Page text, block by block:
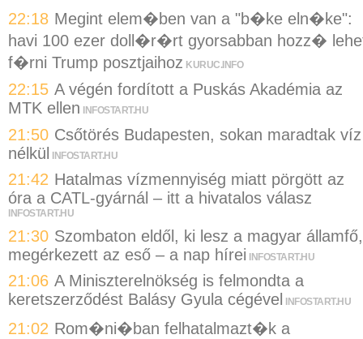
22:18 Megint elem�ben van a "b�ke eln�ke":
havi 100 ezer doll�r�rt gyorsabban hozz�
f�rni Trump posztjaihoz KURUC.INFO
22:15 A végén fordított a Puskás Akadémia az
MTK ellen
INFOSTART.HU
21:50 Csőtörés Budapesten, sokan maradtak víz
nélkül INFOSTART.HU
21:42 Hatalmas vízmennyiség miatt pörgött az
óra a CATL-gyárnál – itt a hivatalos válasz
INFOSTART.HU
21:30 Szombaton eldől, ki lesz a magyar államfő,
megérkezett az eső – a nap hírei INFOSTART.HU
21:06 A Miniszterelnökség is felmondta a
keretszerződést Balásy Gyula cégével
INFOSTART.HU
21:02 Rom�ni�ban felhatalmazt�k a